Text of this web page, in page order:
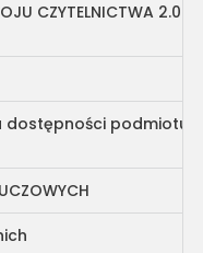
CZYTELNICTWA 2.0
podmiotu